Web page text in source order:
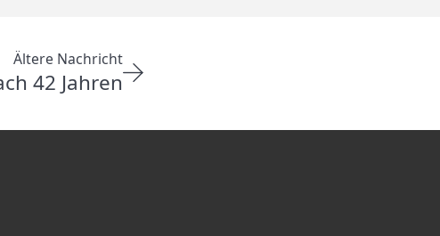
42 Jahren
Ältere Nachricht